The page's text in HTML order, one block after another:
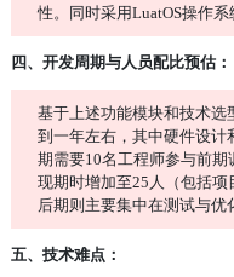
性。同时采用LuatOS操作系
四、开发周期与人员配比预估：
基于上述功能模块和技术选
到一年左右，其中硬件设计
期需要10名工程师参与前
现期时增加至25人（包括项
后期则主要集中在测试与优
五、技术难点：